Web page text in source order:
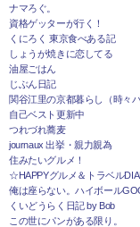
ナマろぐ。
資格ゲッターが行く！
くにろく 東京食べある記
しょうが焼きに恋してる
油屋ごはん
じぶん日記
関谷江里の京都暮らし（時々パ
自己ベスト更新中
つれづれ蕎麦
journaux 出挙・親力親為
住みたいグルメ！
☆HAPPYグルメ＆トラベル
俺は座らない。ハイボール
くいどうらく日記 by Bob
この世にパンがある限り。